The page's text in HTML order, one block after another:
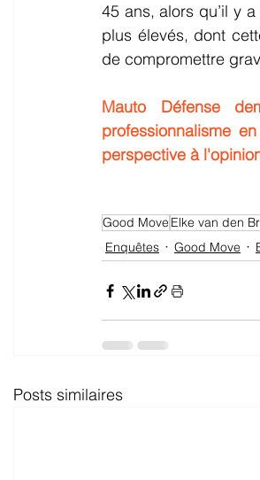
45 ans, alors qu’il y
plus élevés, dont
de compromettre
Mauto Défense
professionnalisme
perspective à
Good Move Elke van den
Enquêtes
Good Move
Posts similaires